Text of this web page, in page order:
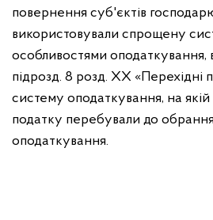
повернення суб'єктів
використовували спрощену
особливостями оподаткування,
підрозд. 8 розд. ХХ «Перехідні
систему оподаткування, на якій
податку перебували до
оподаткування.